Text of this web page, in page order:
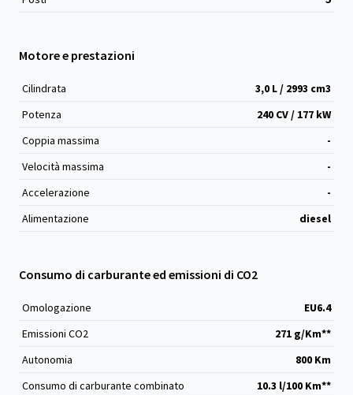
Motore e prestazioni
Cilindrata 3,0 L / 2993 cm3
Potenza
240 CV / 177 kW
Coppia massima
-
Velocità massima
-
Accelerazione
-
Alimentazione
diesel
Consumo di carburante ed emissioni di CO2
Omologazione
EU6.4
Emissioni CO2
271 g/Km**
Autonomia
800 Km
Consumo di carburante combinato
10.3 l/100 Km**